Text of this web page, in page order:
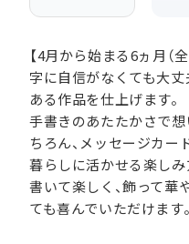
【4月から始まる6ヵ月（全
字に自信がなくても大
ある作品を仕上げます。
手書きのあたたかさで
ちろん、メッセージカー
暮らしに活かせる楽しみ
書いて楽しく、飾って華
ても喜んでいただけます。